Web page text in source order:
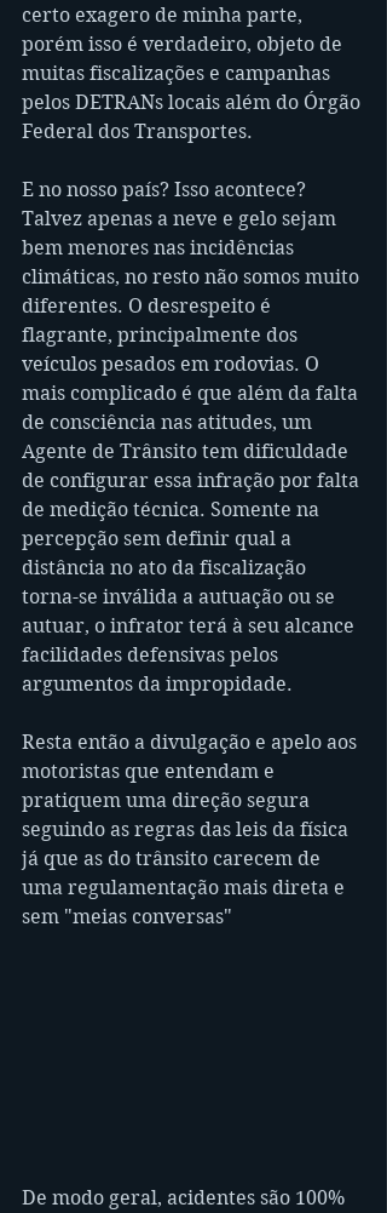
certo exagero de minha parte,
porém isso é verdadeiro, objeto de
muitas fiscalizações e campanhas
pelos DETRANs locais além do Órgão
Federal dos Transportes.
E no nosso país? Isso acontece?
Talvez apenas a neve e gelo sejam
bem menores nas incidências
climáticas, no resto não somos muito
diferentes. O desrespeito é
flagrante, principalmente dos
veículos pesados em rodovias. O
mais complicado é que além da falta
de consciência nas atitudes, um
Agente de Trânsito tem dificuldade
de configurar essa infração por falta
de medição técnica. Somente na
percepção sem definir qual a
distância no ato da fiscalização
torna-se inválida a autuação ou se
autuar, o infrator terá à seu alcance
facilidades defensivas pelos
argumentos da impropidade.
Resta então a divulgação e apelo aos
motoristas que entendam e
pratiquem uma direção segura
seguindo as regras das leis da física
já que as do trânsito carecem de
uma regulamentação mais direta e
sem "meias conversas"
De modo geral, acidentes são 100%